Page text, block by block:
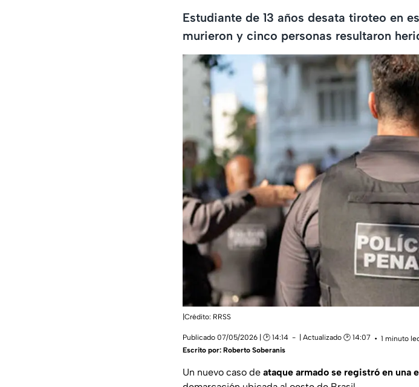
Estudiante de 13 años desata tiroteo en
murieron y cinco personas resultaron
|Crédito: RRSS
Publicado 07/05/2026 | 🕑 14:14 | Actualizado 🕑 14:07
1 minuto
Escrito por: Roberto Soberanis
Un nuevo caso de ataque armado se registró en una